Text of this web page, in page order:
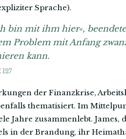
Sprache).
bin mit ihm hier«,
Problem mit Anfang
kann.
der Finanzkrise,
thematisiert. Im
Jahre zusammenlebt.
in der Brandung, ihr